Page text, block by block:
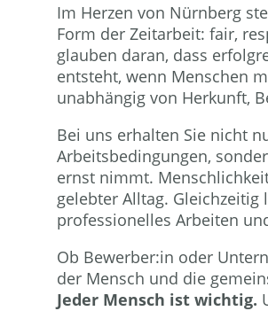
Im Herzen von Nürnberg
Form der Zeitarbeit: fair,
glauben daran, dass
entsteht, wenn Menschen
unabhängig von Herkunft,
Bei uns erhalten Sie nicht
Arbeitsbedingungen,
ernst nimmt.
gelebter Alltag.
professionelles Arbeiten
Ob Bewerber:in oder
der Mensch und die
Jeder Mensch ist wichtig.